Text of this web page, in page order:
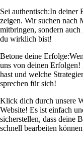
Sei authentisch:In deiner
zeigen. Wir suchen nach
mitbringen, sondern auch
du wirklich bist!
Betone deine Erfolge:
uns von deinen
hast und welche
sprechen für sich!
Klick dich durch unsere
Website! Es ist einfach
sicherstellen, dass deine
schnell bearbeiten